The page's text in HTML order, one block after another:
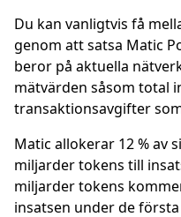
Du kan vanligtvis få
genom att satsa Matic
beror på aktuella
mätvärden såsom total
transaktionsavgifter
Matic allokerar 12 % av
miljarder tokens till
miljarder tokens
insatsen under de